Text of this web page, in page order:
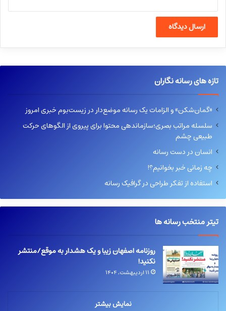
تازه های رسانه نگاران
«گمان‌شکن» و الزامات یک رسانه موضع‌دار در زیست‌بوم خبری امروز
سلسله مراتب بصری؛سازماندهی محتوا برای پیروی از الگوهای حرکت
طبیعی چشم
انسان در دست رسانه
چه زمانی خبر بخوانیم؟!
استفاده از تفکر طراحی در گرافیک رسانه
تیتر منتخب رسانه ها
روزنامه اصفهان زیبا و یک هشدار به موقع/منتشر
نکنید!
۱۱ اردیبهشت, ۱۴۰۴
نمایش بیشتر